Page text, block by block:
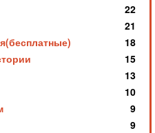
22
21
18
15
13
10
9
9